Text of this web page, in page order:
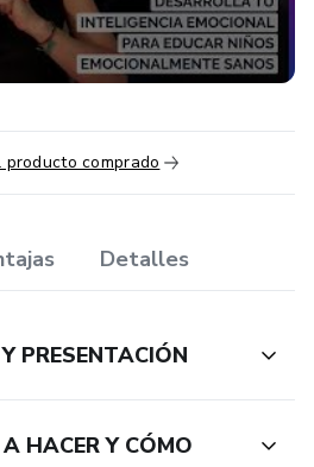
comprado
Detalles
PRESENTACIÓN
HACER Y CÓMO